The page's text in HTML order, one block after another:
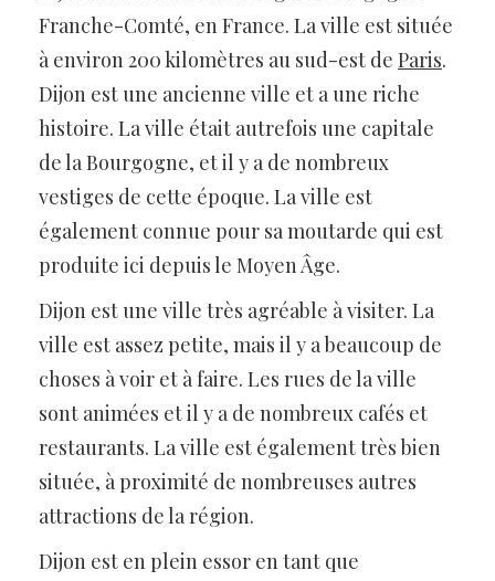
Franche-Comté, en France. La ville est située
à environ 200 kilomètres au sud-est de Paris.
Dijon est une ancienne ville et a une riche
histoire. La ville était autrefois une capitale
de la Bourgogne, et il y a de nombreux
vestiges de cette époque. La ville est
également connue pour sa moutarde qui est
produite ici depuis le Moyen Âge.
Dijon est une ville très agréable à visiter. La
ville est assez petite, mais il y a beaucoup de
choses à voir et à faire. Les rues de la ville
sont animées et il y a de nombreux cafés et
restaurants. La ville est également très bien
située, à proximité de nombreuses autres
attractions de la région.
Dijon est en plein essor en tant que